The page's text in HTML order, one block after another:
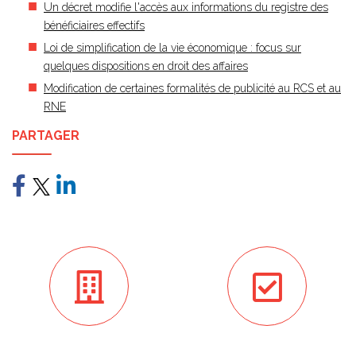
Un décret modifie l'accès aux informations du registre des
bénéficiaires effectifs
Loi de simplification de la vie économique : focus sur
quelques dispositions en droit des affaires
Modification de certaines formalités de publicité au RCS et au
RNE
PARTAGER